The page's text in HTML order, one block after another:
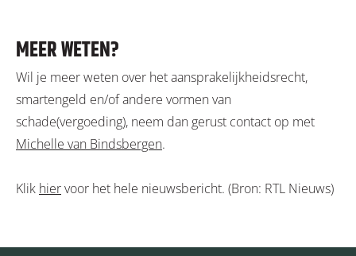
MEER WETEN?
Wil je meer weten over het aansprakelijkheidsrecht,
smartengeld en/of andere vormen van
schade(vergoeding), neem dan gerust contact op met
Michelle van Bindsbergen.
Klik hiervoor het hele nieuwsbericht. (Bron: RTL Nieuws)